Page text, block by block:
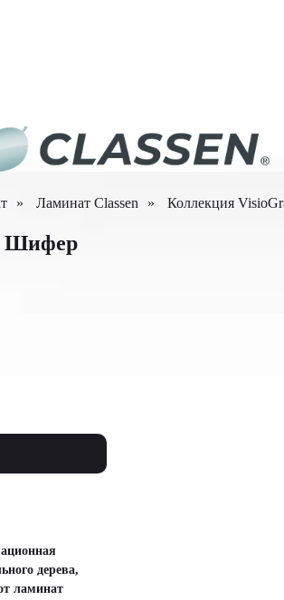
» Ламинат Classen » Коллекция
Шифер
дерева,
ламинат